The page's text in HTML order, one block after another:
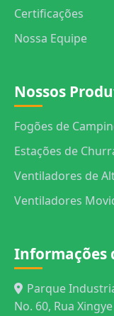
Certificações
Nossa Equipe
Nossos
Fogões de
Estações de
Ventiladores de
Ventiladores
Informações
Parque
No. 60, Rua